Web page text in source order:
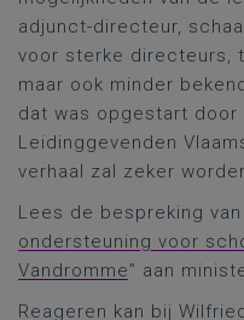
adjunct-directeur,
voor sterke directeurs,
maar ook minder
dat was opgestart door
Leidinggevenden
verhaal zal zeker
Lees de bespreking van
ondersteuning voor
Vandromme” aan
Reageren kan bij